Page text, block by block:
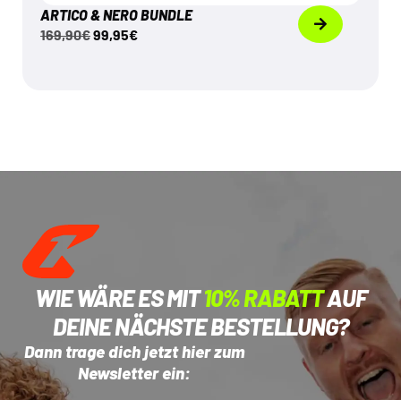
ARTICO & NERO BUNDLE
169,90€99,95€
WIE WÄRE ES MIT10% RABATTAUF
DEINE NÄCHSTE BESTELLUNG?
Dann trage dich jetzt hier zum
Newsletter ein: